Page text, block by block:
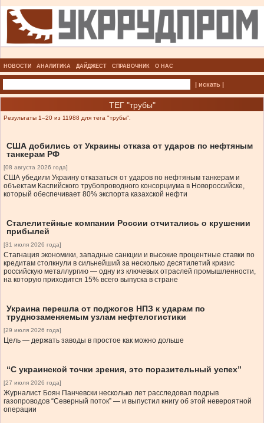
НОВОСТИ АНАЛИТИКА ДАЙДЖЕСТ СПРАВОЧНИК О НАС
| искать |
ТЕГ "трубы"
Результаты 1–20 из 11988 для тега "трубы".
США добились от Украины отказа от ударов по нефтяным
танкерам РФ
[08 августа 2026 года]
США убедили Украину отказаться от ударов по нефтяным танкерам и
объектам Каспийского трубопроводного консорциума в Новороссийске,
который обеспечивает 80% экспорта казахской нефти
Сталелитейные компании России отчитались о крушении
прибылей
[31 июля 2026 года]
Стагнация экономики, западные санкции и высокие процентные ставки по
кредитам столкнули в сильнейший за несколько десятилетий кризис
российскую металлургию — одну из ключевых отраслей промышленности,
на которую приходится 15% всего выпуска в стране
Украина перешла от поджогов НПЗ к ударам по
труднозаменяемым узлам нефтелогистики
[29 июля 2026 года]
Цель — держать заводы в простое как можно дольше
“С украинской точки зрения, это поразительный успех”
[27 июля 2026 года]
Журналист Боян Панчевски несколько лет расследовал подрыв
газопроводов “Северный поток” — и выпустил книгу об этой невероятной
операции